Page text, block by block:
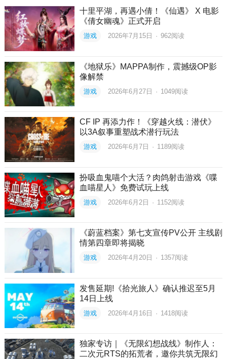
十里平湖，再遇小倩！《仙遇》 X 电影
《倩女幽魂》正式开启
游戏 2026年7月15日 · 962阅读
《地狱乐》MAPPA制作，震撼级OP影
像解禁
游戏 2026年6月27日 · 1049阅读
CF IP 再添力作！《穿越火线：潜伏》
以3A叙事重塑战术潜行玩法
游戏 2026年6月7日 · 1189阅读
扮吸血鬼喵个大活？肉鸽射击游戏《喋
血喵星人》免费试玩上线
游戏 2026年6月2日 · 1152阅读
《蔚蓝档案》第七支宣传PV公开 主线剧
情第四章即将揭晓
游戏 2026年4月20日 · 1357阅读
发售延期!《拾光旅人》确认推迟至5月
14日上线
游戏 2026年4月16日 · 1418阅读
独家专访｜《无限幻想战线》制作人：
二次元RTS的拓荒者，邀你共筑无限幻